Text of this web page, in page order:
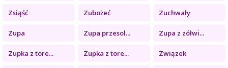
Zsiąść Zubożeć Zuchwały
Zupa Zupa przesol... Zupa z zółwi...
Zupka z tore... Zupka z tore... Związek